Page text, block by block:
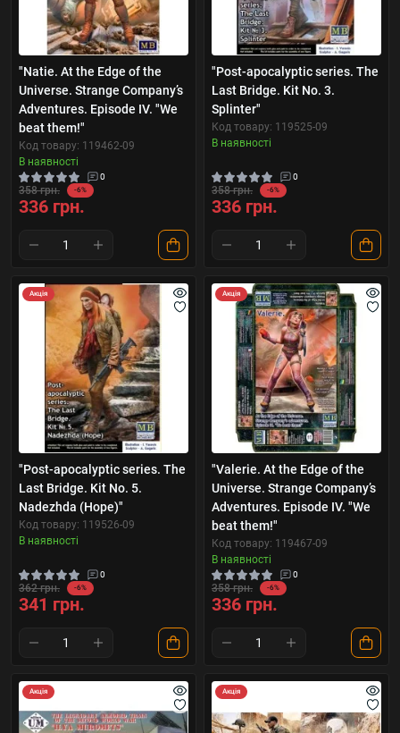
"Natie. At the Edge of the
Universe. Strange Company’s
Adventures. Episode IV. "We
beat them!"
Код товару: 119462-09
В наявності
0
358 грн. -6%
336 грн.
"Pоst-apocalyptic series. The
Last Bridge. Kit No. 3.
Splinter"
Код товару: 119525-09
В наявності
0
358 грн. -6%
336 грн.
Акція
"Pоst-apocalyptic series. The
Last Bridge. Kit No. 5.
Nadezhda (Hope)"
Код товару: 119526-09
В наявності
0
362 грн. -6%
341 грн.
Акція
"Valerie. At the Edge of the
Universe. Strange Company’s
Adventures. Episode IV. "We
beat them!"
Код товару: 119467-09
В наявності
0
358 грн. -6%
336 грн.
Акція Акція